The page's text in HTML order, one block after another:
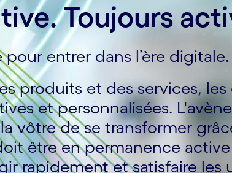
Toujours
entrer dans l’ère digitale.
produits et des services,
et personnalisées.
vôtre de se transformer
être en permanence
rapidement et satisfaire les